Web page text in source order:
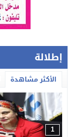
إطلالة
الأكثر مشاهدة
1